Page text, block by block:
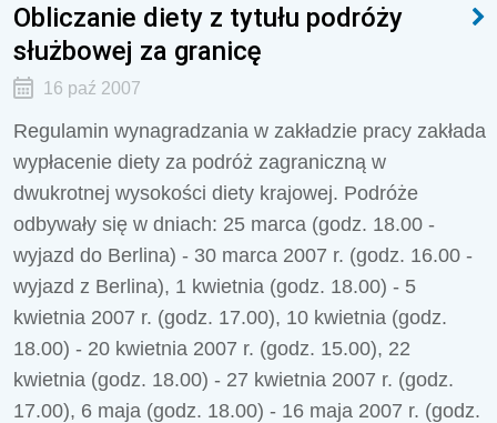
Obliczanie diety z tytułu podróży
służbowej za granicę
16 paź 2007
Regulamin wynagradzania w zakładzie pracy zakłada
wypłacenie diety za podróż zagraniczną w
dwukrotnej wysokości diety krajowej. Podróże
odbywały się w dniach: 25 marca (godz. 18.00 -
wyjazd do Berlina) - 30 marca 2007 r. (godz. 16.00 -
wyjazd z Berlina), 1 kwietnia (godz. 18.00) - 5
kwietnia 2007 r. (godz. 17.00), 10 kwietnia (godz.
18.00) - 20 kwietnia 2007 r. (godz. 15.00), 22
kwietnia (godz. 18.00) - 27 kwietnia 2007 r. (godz.
17.00), 6 maja (godz. 18.00) - 16 maja 2007 r. (godz.